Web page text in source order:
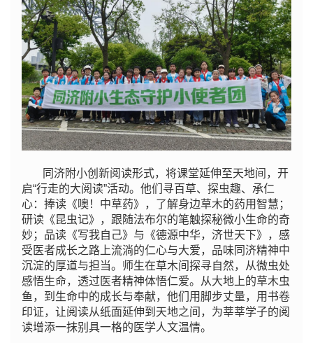
同济附小创新阅读形式，将课堂延伸至天地间，开
启“行走的大阅读”活动。他们寻百草、探虫趣、承仁
心：捧读《噢！中草药》，了解身边草木的药用智慧；
研读《昆虫记》，跟随法布尔的笔触探秘微小生命的奇
妙；品读《写我自己》与《德源中华，济世天下》，感
受医者成长之路上流淌的仁心与大爱，品味同济精神中
沉淀的厚道与担当。师生在草木间探寻自然，从微虫处
感悟生命，透过医者精神体悟仁爱。从大地上的草木虫
鱼，到生命中的成长与奉献，他们用脚步丈量，用书卷
印证，让阅读从纸面延伸到天地之间，为莘莘学子的阅
读增添一抹别具一格的医学人文温情。